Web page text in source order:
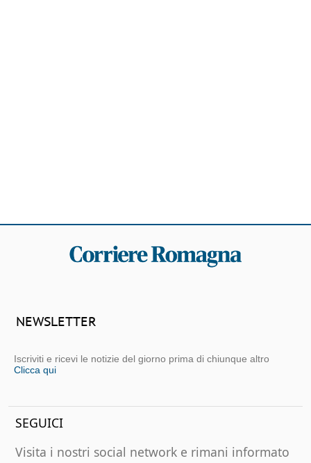
NEWSLETTER
Iscriviti e ricevi le notizie del giorno prima di chiunque altro
Clicca qui
SEGUICI
Visita i nostri social network e rimani informato